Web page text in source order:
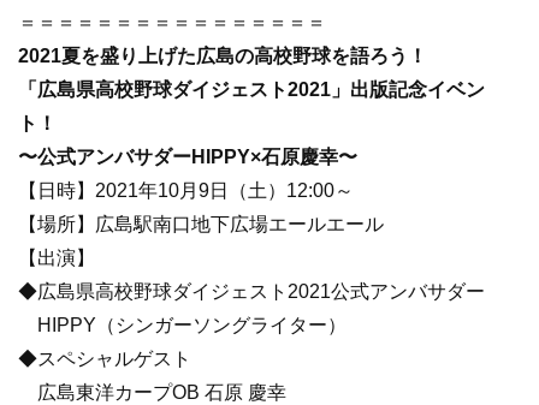
＝＝＝＝＝＝＝＝＝＝＝＝＝＝＝＝
2021夏を盛り上げた広島の高校野球を語ろう！
「広島県高校野球ダイジェスト2021」出版記念イベン
ト！
〜公式アンバサダーHIPPY×石原慶幸〜
【日時】2021年10月9日（土）12:00～
【場所】広島駅南口地下広場エールエール
【出演】
◆広島県高校野球ダイジェスト2021公式アンバサダー
HIPPY（シンガーソングライター）
◆スペシャルゲスト
広島東洋カープOB 石原 慶幸